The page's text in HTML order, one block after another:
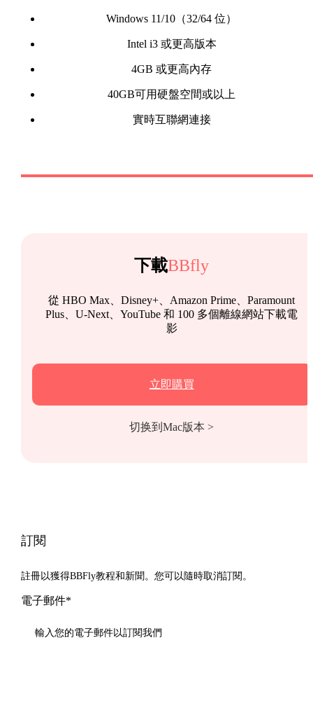
Windows 11/10（32/64 位）
Intel i3 或更高版本
4GB 或更高內存
40GB可用硬盤空間或以上
實時互聯網連接
下載BBfly
從 HBO Max、Disney+、Amazon Prime、Paramount
Plus、U-Next、YouTube 和 100 多個離線網站下載電
影
立即購買
切换到Mac版本 >
訂閱
註冊以獲得BBFly教程和新聞。您可以隨時取消訂閱。
電子郵件*